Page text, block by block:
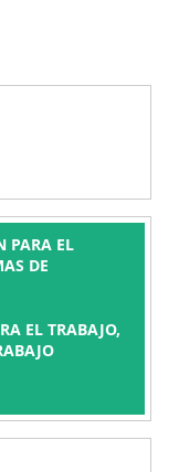
PARA EL
DE
EL TRABAJO,